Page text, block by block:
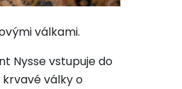
válkami.
Nysse vstupuje do
války o